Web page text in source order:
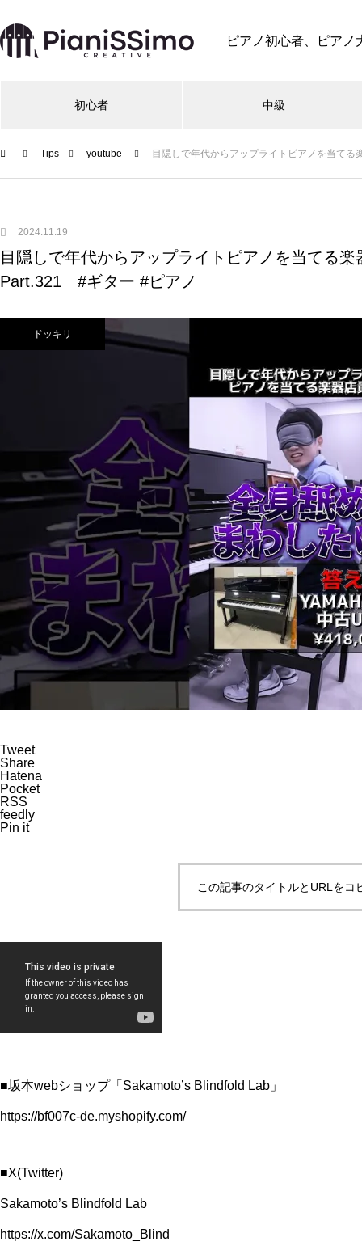
ピアノ初心者、ピアノ
初心者 中級
Tips youtube 目隠しで年代からアップライトピアノを当て
2024.11.19
目隠しで年代からアップライトピアノを当てる
Part.321 #ギター #ピアノ
ドッキリ
Tweet
Share
Hatena
Pocket
RSS
feedly
Pin it
この記事のタイトルとURLをコ
■坂本webショップ「Sakamoto’s Blindfold Lab」
https://bf007c-de.myshopify.com/
■X(Twitter)
Sakamoto’s Blindfold Lab
https://x.com/Sakamoto_Blind